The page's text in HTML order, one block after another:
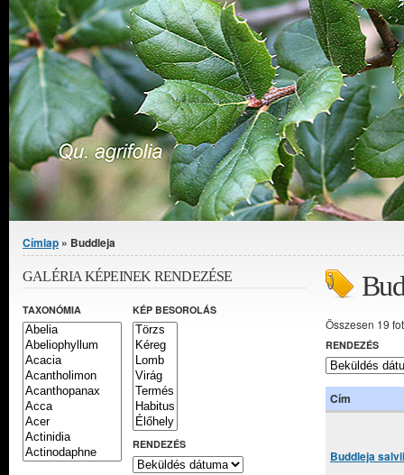
Jelenlegi hely
Címlap » Buddleja
Összesen 19
RENDEZÉS
Cím
Buddleja
GALÉRIA KÉPEINEK RENDEZÉSE
TAXONÓMIA KÉP BESOROLÁS
RENDEZÉS